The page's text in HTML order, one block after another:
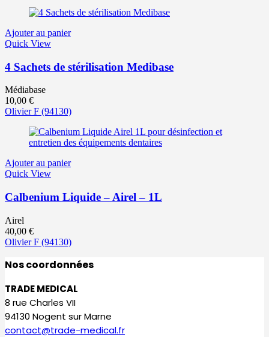
Ajouter au panier
Quick View
4 Sachets de stérilisation Medibase
Médiabase
10,00 €
Olivier F (94130)
Ajouter au panier
Quick View
Calbenium Liquide – Airel – 1L
Airel
40,00 €
Olivier F (94130)
Nos coordonnées
TRADE MEDICAL
8 rue Charles VII
94130 Nogent sur Marne
contact@trade-medical.fr